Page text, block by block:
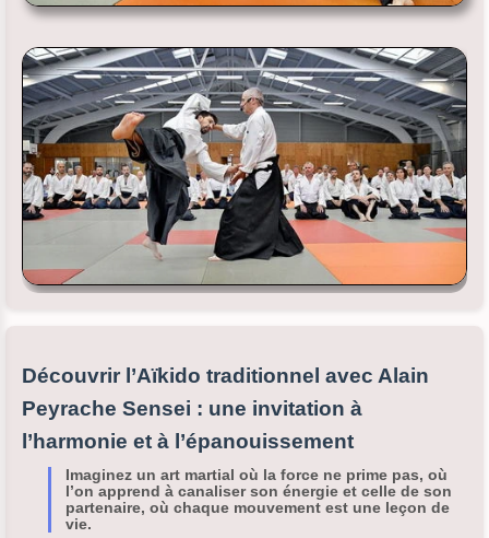
Découvrir l’Aïkido traditionnel avec Alain
Peyrache Sensei : une invitation à
l’harmonie et à l’épanouissement
Imaginez un art martial où la force ne prime pas, où
l’on apprend à canaliser son énergie et celle de son
partenaire, où chaque mouvement est une leçon de
vie.